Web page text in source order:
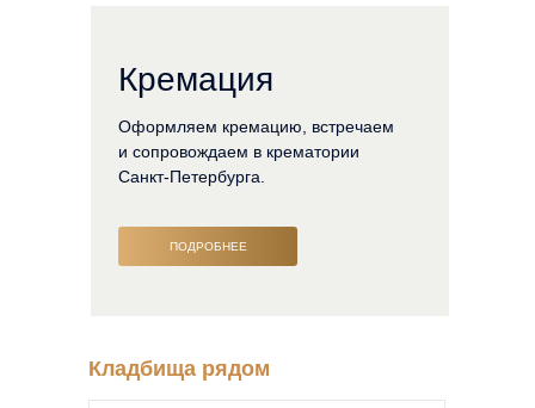
Кремация
ПОДРОБНЕЕ
Оформляем кремацию, встречаем
и сопровождаем в крематории
Санкт-Петербурга.
Кладбища рядом